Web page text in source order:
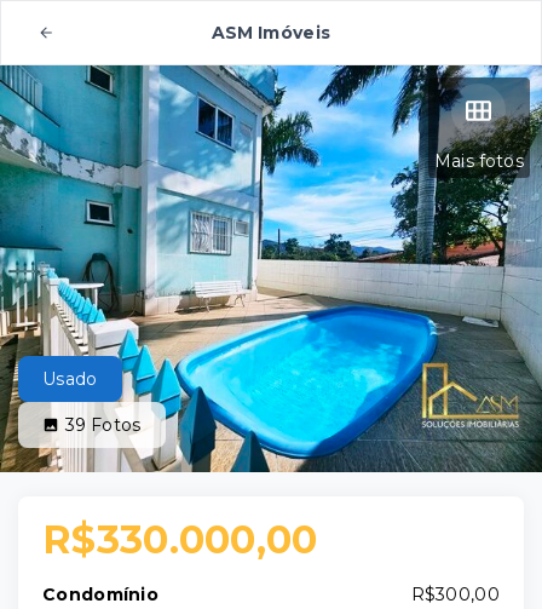
ASM Imóveis
Mais fotos
Usado
39 Fotos
R$330.000,00
Condomínio
R$300,00